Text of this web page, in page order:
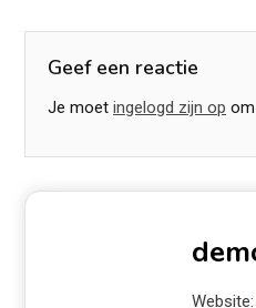
Geef een reactie
Je moet ingelogd zijn op
Website: